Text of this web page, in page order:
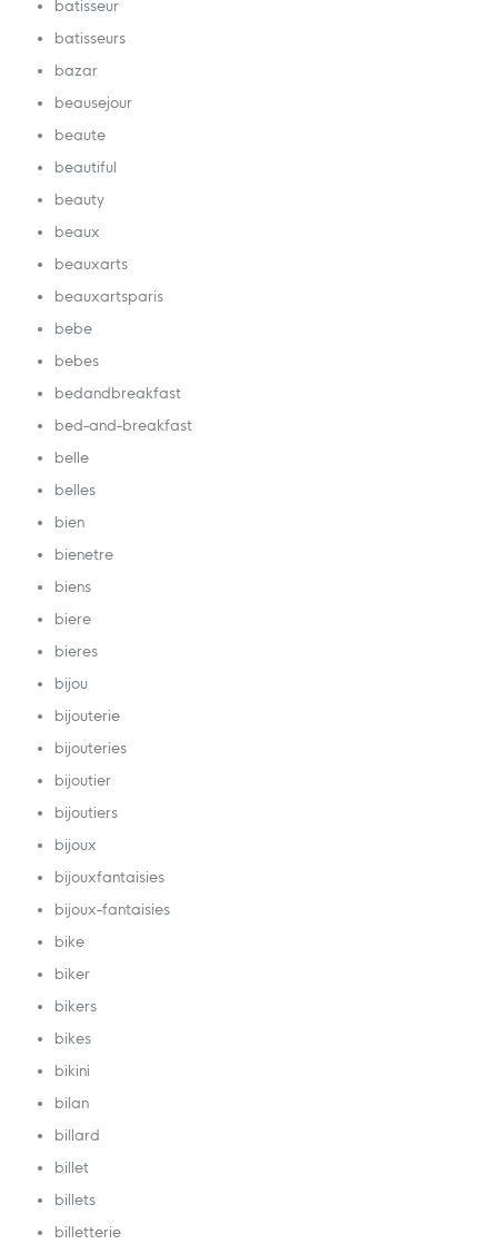
batisseur
batisseurs
bazar
beausejour
beaute
beautiful
beauty
beaux
beauxarts
beauxartsparis
bebe
bebes
bedandbreakfast
bed-and-breakfast
belle
belles
bien
bienetre
biens
biere
bieres
bijou
bijouterie
bijouteries
bijoutier
bijoutiers
bijoux
bijouxfantaisies
bijoux-fantaisies
bike
biker
bikers
bikes
bikini
bilan
billard
billet
billets
billetterie